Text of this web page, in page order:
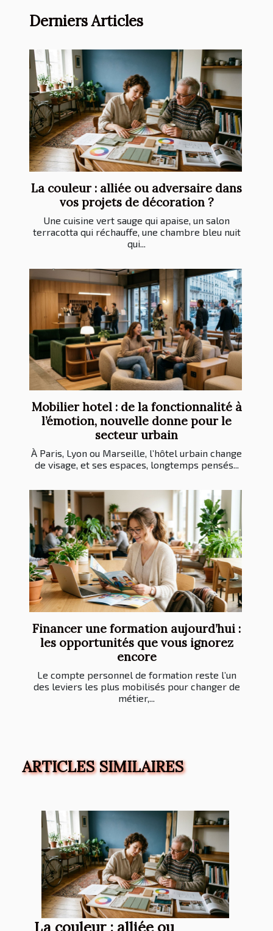
Derniers Articles
La couleur : alliée ou adversaire dans
vos projets de décoration ?
Une cuisine vert sauge qui apaise, un salon
terracotta qui réchauffe, une chambre bleu nuit
qui...
Mobilier hotel : de la fonctionnalité à
l’émotion, nouvelle donne pour le
secteur urbain
À Paris, Lyon ou Marseille, l’hôtel urbain change
de visage, et ses espaces, longtemps pensés...
Financer une formation aujourd’hui :
les opportunités que vous ignorez
encore
Le compte personnel de formation reste l’un
des leviers les plus mobilisés pour changer de
métier,...
ARTICLES SIMILAIRES
La couleur : alliée ou